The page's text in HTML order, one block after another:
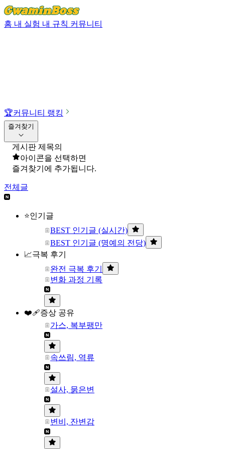
홈 내 실험 내 규칙 커뮤니티
🏆커뮤니티 랭킹
즐겨찾기
게시판 제목의
아이콘을 선택하면
즐겨찾기에 추가됩니다.
전체글
⭐인기글
BEST 인기글 (실시간)
BEST 인기글 (명예의 전당)
📈극복 후기
완전 극복 후기
변화 과정 기록
❤️‍🩹증상 공유
가스, 복부팽만
속쓰림, 역류
설사, 묽은변
변비, 잔변감